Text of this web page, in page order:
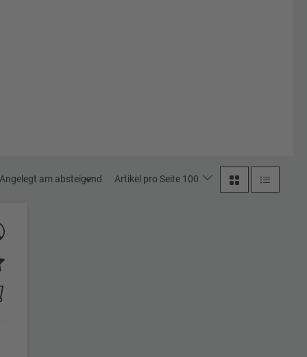
Angelegt am absteigend Artikel pro Seite 100